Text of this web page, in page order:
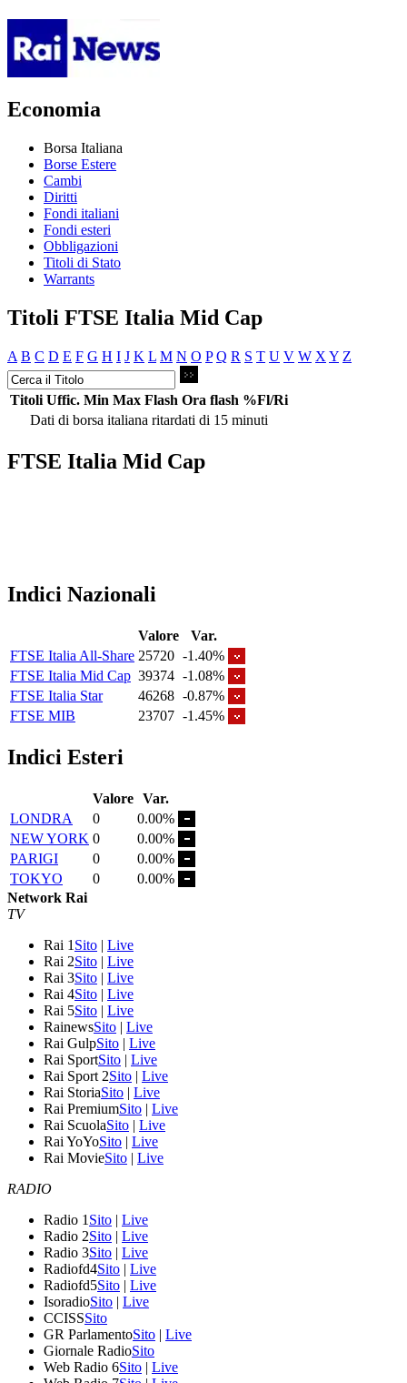
Economia
Borsa Italiana
Borse Estere
Cambi
Diritti
Fondi italiani
Fondi esteri
Obbligazioni
Titoli di Stato
Warrants
Titoli FTSE Italia Mid Cap
A B C D E F G H I J K L M N O P Q R S T U V W X Y Z
Titoli Uffic. Min Max Flash Ora flash %Fl/Ri
Dati di borsa italiana ritardati di 15 minuti
FTSE Italia Mid Cap
Indici Nazionali
Valore
Var.
FTSE Italia All-Share 25720 -1.40%
FTSE Italia Mid Cap 39374 -1.08%
FTSE Italia Star
46268 -0.87%
FTSE MIB
23707 -1.45%
Indici Esteri
Valore Var.
LONDRA
0
0.00%
NEW YORK 0
0.00%
PARIGI
0
0.00%
TOKYO
0
0.00%
Network Rai
TV
Rai 1 Sito | Live
Rai 2Sito | Live
Rai 3Sito | Live
Rai 4Sito | Live
Rai 5Sito | Live
RainewsSito | Live
Rai GulpSito | Live
Rai SportSito | Live
Rai Sport 2Sito | Live
Rai StoriaSito | Live
Rai PremiumSito | Live
Rai ScuolaSito | Live
Rai YoYoSito | Live
Rai MovieSito | Live
RADIO
Radio 1 Sito | Live
Radio 2Sito | Live
Radio 3Sito | Live
Radiofd4Sito | Live
Radiofd5Sito | Live
IsoradioSito | Live
CCISSSito
GR ParlamentoSito | Live
Giornale RadioSito
Web Radio 6Sito | Live